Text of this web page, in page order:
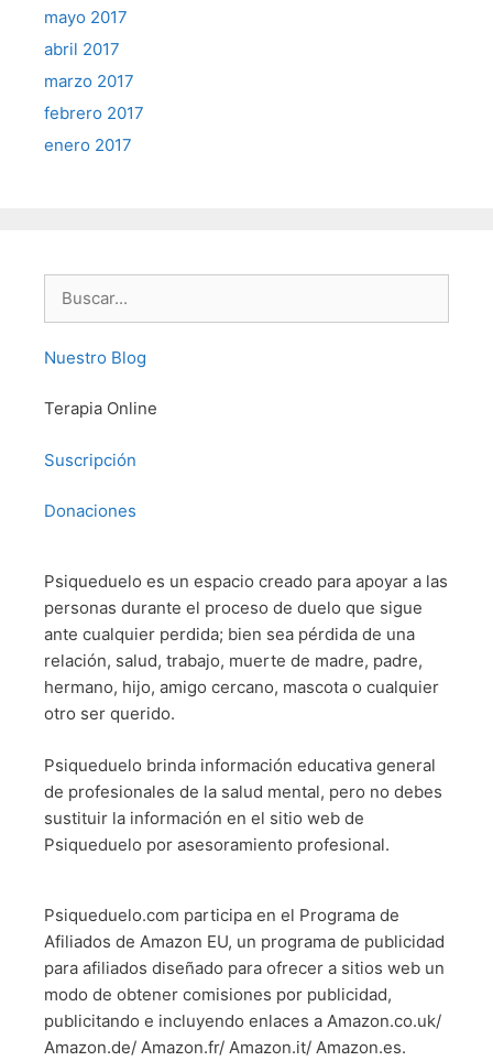
mayo 2017
abril 2017
marzo 2017
febrero 2017
enero 2017
Nuestro Blog
Terapia Online
Suscripción
Donaciones
Psiqueduelo es un espacio creado para apoyar a las
personas durante el proceso de duelo que sigue
ante cualquier perdida; bien sea pérdida de una
relación, salud, trabajo, muerte de madre, padre,
hermano, hijo, amigo cercano, mascota o cualquier
otro ser querido.
Psiqueduelo brinda información educativa general
de profesionales de la salud mental, pero no debes
sustituir la información en el sitio web de
Psiqueduelo por asesoramiento profesional.
Psiqueduelo.com participa en el Programa de
Afiliados de Amazon EU, un programa de publicidad
para afiliados diseñado para ofrecer a sitios web un
modo de obtener comisiones por publicidad,
publicitando e incluyendo enlaces a Amazon.co.uk/
Amazon.de/ Amazon.fr/ Amazon.it/ Amazon.es.